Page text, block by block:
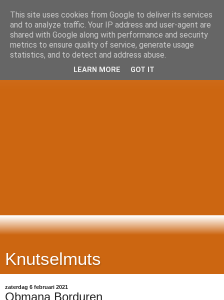
Knutselmuts
zaterdag 6 februari 2021
Obmana Borduren
This site uses cookies from Google to deliver its services
and to analyze traffic. Your IP address and user-agent are
shared with Google along with performance and security
metrics to ensure quality of service, generate usage
statistics, and to detect and address abuse.
LEARN MORE GOT IT